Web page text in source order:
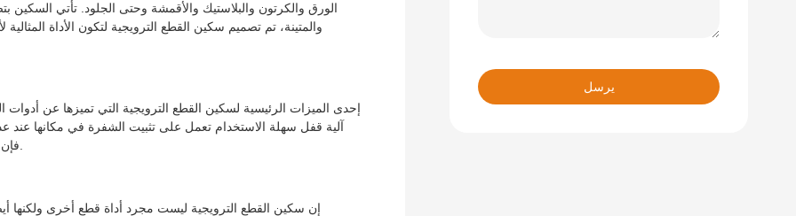
الورق والكرتون والبلاستيك والأقمشة وحتى الجلود. تأتي
والمتينة، تم تصميم سكين القطع الترويجية لتكون الأداة
إحدى الميزات الرئيسية لسكين القطع الترويجية التي تميزها عن
آلية قفل سهلة الاستخدام تعمل على تثبيت الشفرة في مكانها عند
إن سكين القطع الترويجية ليست مجرد أداة قطع أخرى ولكنها
يرسل